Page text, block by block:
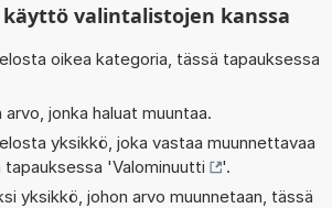
valintalistojen kanssa
oikea kategoria, tässä tapauksessa
jonka haluat muuntaa.
yksikkö, joka vastaa muunnettavaa
tapauksessa 'Valominuutti
'.
yksikkö, johon arvo muunnetaan, tässä